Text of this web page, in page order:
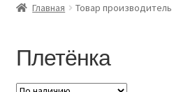
Контакты
Главная Товар производитель
Плетёнка